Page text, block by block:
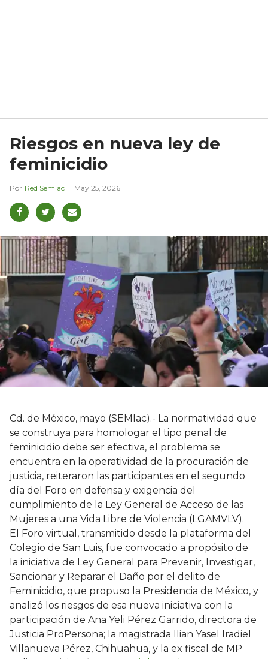
Riesgos en nueva ley de
feminicidio
Red Semlac May 25, 2026
Cd. de México, mayo (SEMlac).- La normatividad que
se construya para homologar el tipo penal de
feminicidio debe ser efectiva, el problema se
encuentra en la operatividad de la procuración de
justicia, reiteraron las participantes en el segundo
día del Foro en defensa y exigencia del
cumplimiento de la Ley General de Acceso de las
Mujeres a una Vida Libre de Violencia (LGAMVLV).
El Foro virtual, transmitido desde la plataforma del
Colegio de San Luis, fue convocado a propósito de
la iniciativa de Ley General para Prevenir, Investigar,
Sancionar y Reparar el Daño por el delito de
Feminicidio, que propuso la Presidencia de México, y
analizó los riesgos de esa nueva iniciativa con la
participación de Ana Yeli Pérez Garrido, directora de
Justicia ProPersona; la magistrada Ilian Yasel Iradiel
Villanueva Pérez, Chihuahua, y la ex fiscal de MP